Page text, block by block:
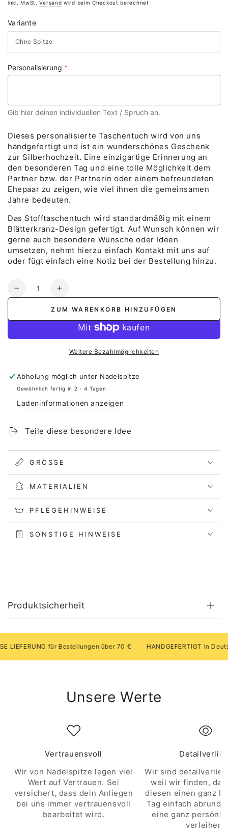
inkl. MwSt.Versand wird beim Checkout berechnet
Variante
Personalisierung *
Gib hier deinen individuellen Text / Spruch an.
Dieses personalisierte Taschentuch wird von uns
handgefertigt und ist ein wunderschönes Geschenk
zur Silberhochzeit. Eine einzigartige Erinnerung an
den besonderen Tag und eine tolle Möglichkeit dem
Partner bzw. der Partnerin oder einem befreundeten
Ehepaar zu zeigen, wie viel ihnen die gemeinsamen
Jahre bedeuten.
Das Stofftaschentuch wird standardmäßig mit einem
Blätterkranz-Design gefertigt. Auf Wunsch können wir
gerne auch besondere Wünsche oder Ideen
umsetzen, nehmt hierzu einfach Kontakt mit uns auf
oder fügt einfach eine Notiz bei der Bestellung hinzu.
Anzahl
Verringere
Silberhochzeit
Blätterkranz
Erhöhe
Menge
Stofftaschentuch
Silberhochzeit
Blätterkranz
ZUM WARENKORB HINZUFÜGEN
Weitere Bezahlmöglichkeiten
Abholung möglich unter Nadelspitze
Gewöhnlich fertig in 2 - 4 Tagen
Ladeninformationen anzeigen
Teile diese besondere Idee
GRÖSSE
MATERIALIEN
PFLEGEHINWEISE
SONSTIGE HINWEISE
Produktsicherheit
für Bestellungen über 70 € HANDGEFERTIGT in
Unsere Werte
Vertrauensvoll
Wir von Nadelspitze legen viel
Wert auf Vertrauen. Sei
versichert, dass dein Anliegen
bei uns immer vertrauensvoll
bearbeitet wird.
Wir sind
weil wir finden,
diesen einen ganz
Tag einfach
eine ganz
verleihen.